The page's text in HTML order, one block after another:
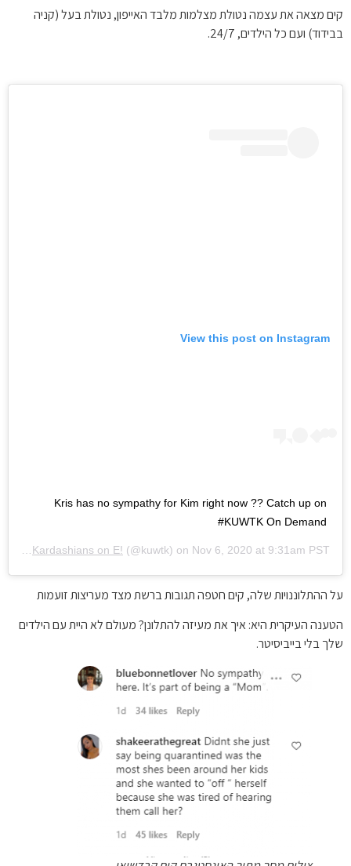
קים מצאה את עצמה נטולת מצלמות מלבד האייפון, נטולת בעל (קניה
בבידוד) ועם כל הילדים, 24/7.
View this post on Instagram
Kris has no sympathy for Kim right now ?? Catch up on
#KUWTK On Demand
Kardashians on E! (@kuwtk) on Nov 6, 2020 at 9:31am PST
על ההתלוננויות שלה, קים חטפה תגובות ברשת מצד מעריצות זועמות
הטענה העיקרית היא: איך את מעיזה להתלונן? מעולם לא היית עם הילדים
שלך בלי בייביסיטר.